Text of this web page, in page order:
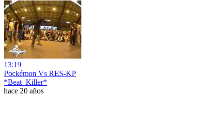
13:19
Pockémon Vs RES-KP
*Beat_Killer*
hace 20 años